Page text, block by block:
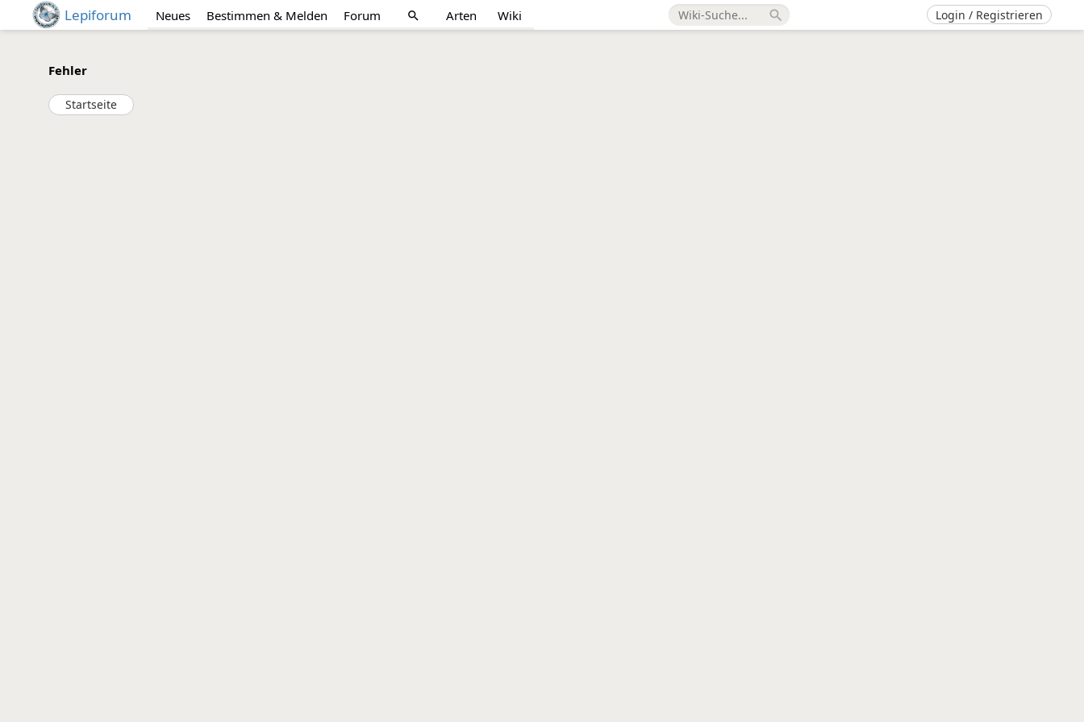
Lepiforum Neues Bestimmen & Melden Forum search Arten Wiki search Login / Registrieren
Fehler
Startseite